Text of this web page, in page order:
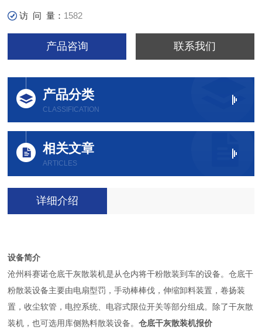
访 问 量： 1582
产品咨询 联系我们
产品分类
CLASSIFICATION
相关文章
ARTICLES
详细介绍
设备简介
沧州科赛诺仓底干灰散装机是从仓内将干粉散装到车的设备。仓底干
粉散装设备主要由电扇型罚，手动棒棒伐，伸缩卸料装置，卷扬装
置，收尘软管，电控系统、电容式限位开关等部分组成。除了干灰散
装机，也可选用库侧熟料散装设备。仓底干灰散装机报价